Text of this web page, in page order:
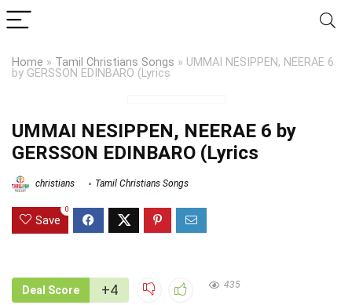
Home » Tamil Christians Songs » UMMAI NESIPPEN, NEERAE 6
by GERSSON EDINBARO (Lyrics
UMMAI NESIPPEN, NEERAE 6 by
GERSSON EDINBARO (Lyrics
christians Tamil Christians Songs
Save
0
Deal Score +4 435